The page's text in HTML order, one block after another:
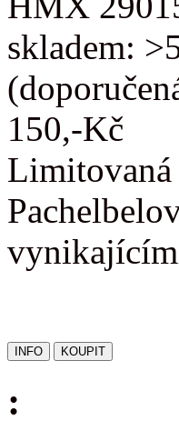
skladem:
150,-Kč
Limitovaná
: